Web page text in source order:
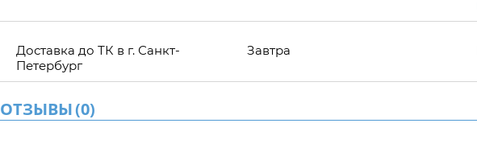
Доставка до ТК в г. Санкт-
Петербург
Завтра
ОТЗЫВЫ(0)